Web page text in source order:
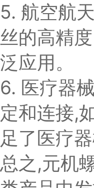
5. 航空航
丝的高精
泛应用。
6. 医疗器
定和连接,
足了医疗
总之,元机